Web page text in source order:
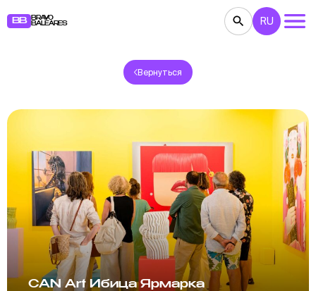
BB
BRAVO
BALEARES
КОНЦЕРТЫ ТЕАТР
BB NOTE
RU
Вернуться
CAN Art Ибица Ярмарка